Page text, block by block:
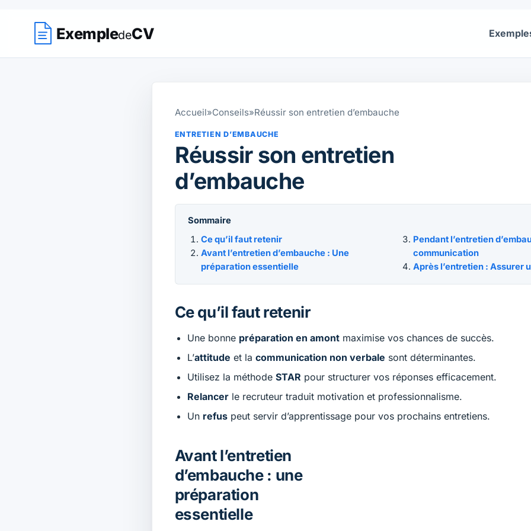
ExempledeCV
Accueil»Conseils»Réussir son entretien d’embauche
ENTRETIEN D’EMBAUCHE
Réussir son entretien
d’embauche
Sommaire
Ce qu’il faut retenir
Avant l’entretien d’embauche : Une
préparation essentielle
Pendant l’entretien
communication
Après l’entretien : Assurer
Ce qu’il faut retenir
Une bonne préparation en amont maximise vos chances de succès.
L’attitude et lacommunication non verbale sont déterminantes.
Utilisez la méthodeSTAR pour structurer vos réponses efficacement.
Relancer le recruteur traduit motivation et professionnalisme.
Un refus peut servir d’apprentissage pour vos prochains entretiens.
Avant l’entretien
d’embauche : une
préparation
essentielle